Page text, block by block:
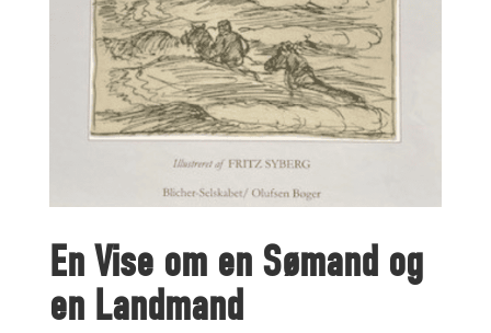
En Vise om en Sømand og
en Landmand